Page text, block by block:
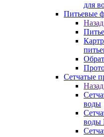
для
Питьевые
Назад
Сетчатые
Назад
воды
воды